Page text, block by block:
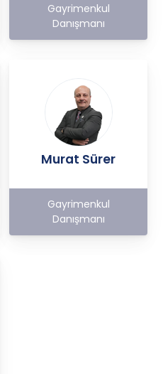
Gayrimenkul
Danışmanı
Murat Sürer
Gayrimenkul
Danışmanı